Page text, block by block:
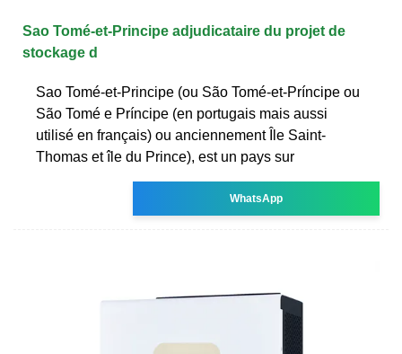
Sao Tomé-et-Principe adjudicataire du projet de
stockage d
Sao Tomé-et-Principe (ou São Tomé-et-Príncipe ou
São Tomé e Príncipe (en portugais mais aussi
utilisé en français) ou anciennement Île Saint-
Thomas et île du Prince), est un pays sur
WhatsApp